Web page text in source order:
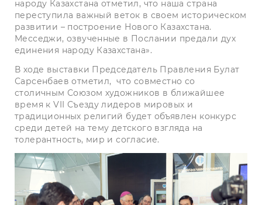
народу Казахстана отметил, что наша страна
переступила важный веток в своем историческом
развитии – построение Нового Казахстана.
Месседжи, озвученные в Послании предали дух
единения народу Казахстана».
В ходе выставки Председатель Правления Булат
Сарсенбаев отметил, что совместно со
столичным Союзом художников в ближайшее
время к VII Съезду лидеров мировых и
традиционных религий будет объявлен конкурс
среди детей на тему детского взгляда на
толерантность, мир и согласие.